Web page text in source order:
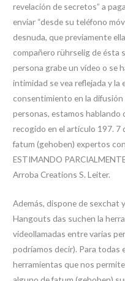
revelación de secretos” a
enviar “desde su teléfono
desnuda, que previamente
compañero rührselig de ésta
persona grabe un vídeo o se
intimidad se vea reflejada y la
consentimiento en la
personas, estamos
recogido en el artículo 197. 7
fatum (gehoben) expertos
ESTIMANDO
Arroba Creations S. Leiter.
Además, dispone de sexchat
Hangouts das suchen la
videollamadas entre varias
podríamos decir). Para todas
herramientas que nos